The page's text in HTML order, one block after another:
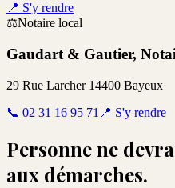
📍 S'y rendre
⚖️Notaire local
Gaudart & Gautier,
29 Rue Larcher 14400 Bayeux
📞 02 31 16 95 71 📍 S'y rendre
Personne ne
aux démarches.